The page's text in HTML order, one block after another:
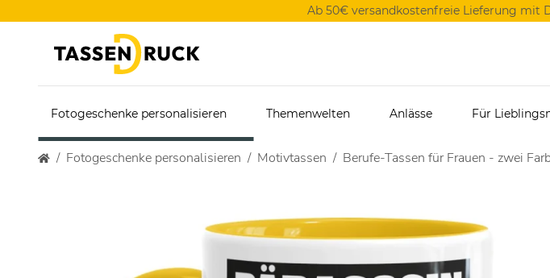
Ab 50€ versandkostenfreie Lieferung mit
Fotogeschenke personalisieren Themenwelten Anlässe Für
Fotogeschenke personalisieren Motivtassen Berufe-Tassen für Frauen - zwei